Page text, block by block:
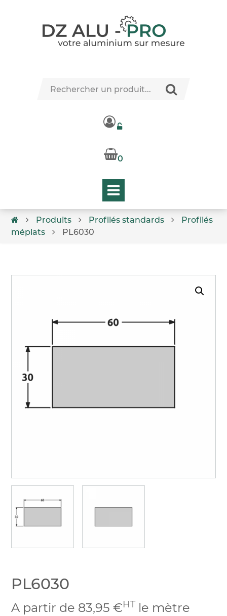
0
Produits Profilés standards
Profilés
méplats
PL6030
PL6030
A partir de 83,95 €HT le mètre